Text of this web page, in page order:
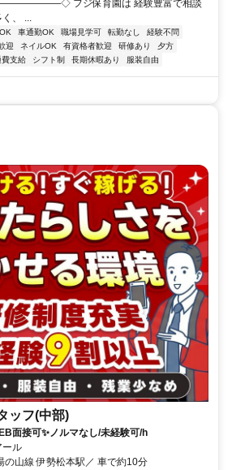
フジ保育園は 経験豊富で相談
、 ...
車通勤OK 職場見学可 転勤なし
経験不問
迎 ネイルOK 有資格者歓迎 研修あり
夕方
費支給 シフト制 長期休暇あり 服装自由
ッフ(中部)
面接可✨️ノルマなし/未経験可/h
ール
の山線 伊勢松本駅／ 車で約10分